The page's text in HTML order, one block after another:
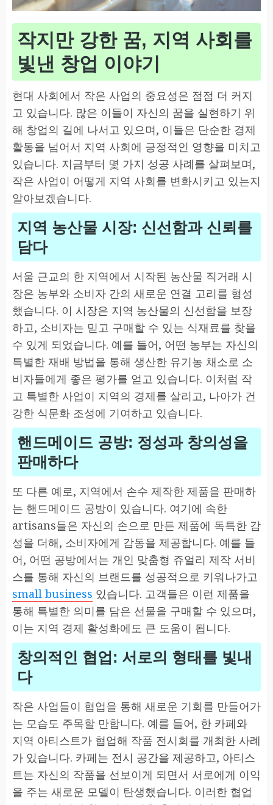
작지만 강한 꿈, 지역 사회를
빛낸 창업 이야기
현대 사회에서 작은 사업의 중요성은 점점 더 커지
고 있습니다. 많은 이들이 자신의 꿈을 실현하기 위
해 창업의 길에 나서고 있으며, 이들은 단순한 경제
활동을 넘어서 지역 사회에 긍정적인 영향을 미치고
있습니다. 지금부터 몇 가지 성공 사례를 살펴보며,
작은 사업이 어떻게 지역 사회를 변화시키고 있는지
알아보겠습니다.
지역 농산물 시장: 신선함과 신뢰를
담다
서울 근교의 한 지역에서 시작된 농산물 직거래 시
장은 농부와 소비자 간의 새로운 연결 고리를 형성
했습니다. 이 시장은 지역 농산물의 신선함을 보장
하고, 소비자는 믿고 구매할 수 있는 식재료를 찾을
수 있게 되었습니다. 예를 들어, 어떤 농부는 자신의
특별한 재배 방법을 통해 생산한 유기농 채소로 소
비자들에게 좋은 평가를 얻고 있습니다. 이처럼 작
고 특별한 사업이 지역의 경제를 살리고, 나아가 건
강한 식문화 조성에 기여하고 있습니다.
핸드메이드 공방: 정성과 창의성을
판매하다
또 다른 예로, 지역에서 손수 제작한 제품을 판매하
는 핸드메이드 공방이 있습니다. 여기에 속한
artisans들은 자신의 손으로 만든 제품에 독특한 감
성을 더해, 소비자에게 감동을 제공합니다. 예를 들
어, 어떤 공방에서는 개인 맞춤형 쥬얼리 제작 서비
스를 통해 자신의 브랜드를 성공적으로 키워나가고
small business 있습니다. 고객들은 이런 제품을
통해 특별한 의미를 담은 선물을 구매할 수 있으며,
이는 지역 경제 활성화에도 큰 도움이 됩니다.
창의적인 협업: 서로의 형태를 빛내
다
작은 사업들이 협업을 통해 새로운 기회를 만들어가
는 모습도 주목할 만합니다. 예를 들어, 한 카페와
지역 아티스트가 협업해 작품 전시회를 개최한 사례
가 있습니다. 카페는 전시 공간을 제공하고, 아티스
트는 자신의 작품을 선보이게 되면서 서로에게 이익
을 주는 새로운 모델이 탄생했습니다. 이러한 협업